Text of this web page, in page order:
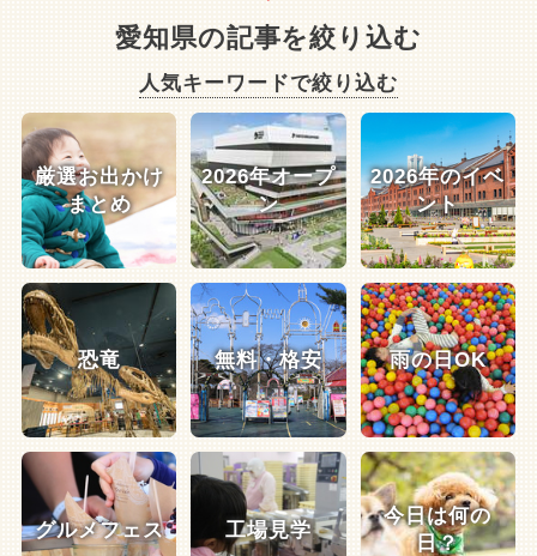
愛知県の記事を絞り込む
人気キーワードで絞り込む
厳選お出かけ
まとめ
2026年オープ
ン
2026年のイベ
ント
恐竜 無料・格安 雨の日OK
グルメフェス 工場見学
今日は何の
日？